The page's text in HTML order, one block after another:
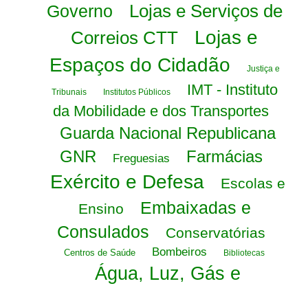
Governo
Lojas e Serviços de
Correios CTT
Lojas e
Espaços do Cidadão
Justiça e
Tribunais Institutos Públicos
IMT - Instituto
da Mobilidade e dos Transportes
Guarda Nacional Republicana
GNR
Freguesias Farmácias
Exército e Defesa
Escolas e
Ensino
Embaixadas e
Consulados
Conservatórias
Centros de Saúde Bombeiros Bibliotecas
Água, Luz, Gás e